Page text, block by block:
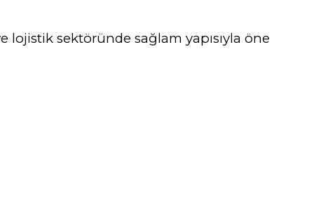
lojistik sektöründe sağlam yapısıyla öne